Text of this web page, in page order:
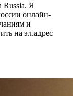
Russia. Я
онлайн-
и
на эл.адрес